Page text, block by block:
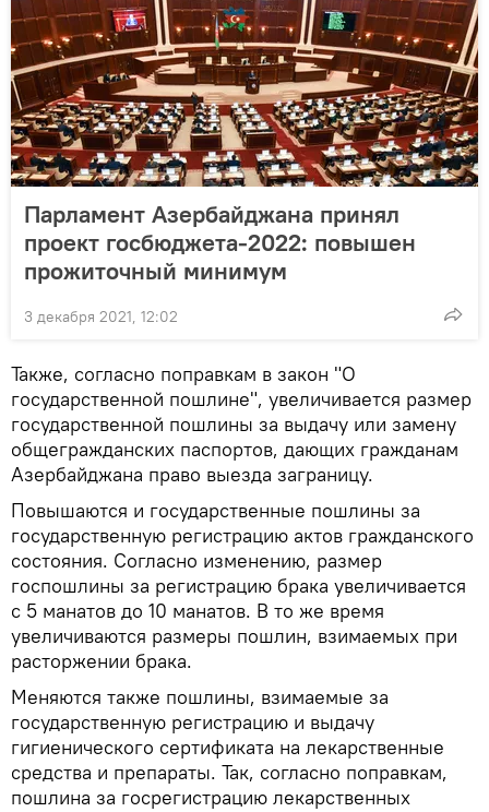
Парламент Азербайджана принял
проект госбюджета-2022: повышен
прожиточный минимум
3 декабря 2021, 12:02
Также, согласно поправкам в закон "О
государственной пошлине", увеличивается размер
государственной пошлины за выдачу или замену
общегражданских паспортов, дающих гражданам
Азербайджана право выезда заграницу.
Повышаются и государственные пошлины за
государственную регистрацию актов гражданского
состояния. Согласно изменению, размер
госпошлины за регистрацию брака увеличивается
с 5 манатов до 10 манатов. В то же время
увеличиваются размеры пошлин, взимаемых при
расторжении брака.
Меняются также пошлины, взимаемые за
государственную регистрацию и выдачу
гигиенического сертификата на лекарственные
средства и препараты. Так, согласно поправкам,
пошлина за госрегистрацию лекарственных